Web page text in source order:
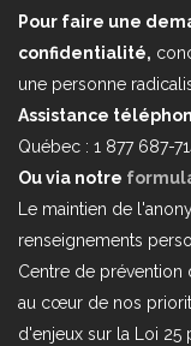
Pour faire une
confidentialité,
une personne
Assistance
Québec : 1 877 687-
Ou via notre
Le maintien de
renseignements
Centre de prévention
au cœur de nos
d'enjeux sur la Loi 25